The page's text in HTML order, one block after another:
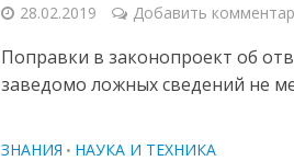
28.02.2019 Добавить
Поправки в законопроект об
заведомо ложных сведений не
ЗНАНИЯ • НАУКА И ТЕХНИКА